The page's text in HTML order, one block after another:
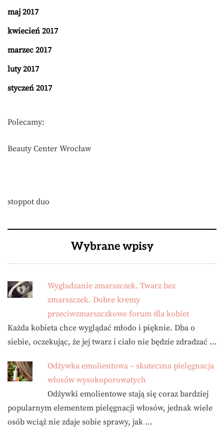
maj 2017
kwiecień 2017
marzec 2017
luty 2017
styczeń 2017
Polecamy:
Beauty Center Wrocław
stoppot duo
Wybrane wpisy
Wygładzanie zmarszczek. Twarz bez
zmarszczek. Dobre kremy
przeciwzmarszczkowe forum dla kobiet
Każda kobieta chce wyglądać młodo i pięknie. Dba o
siebie, oczekując, że jej twarz i ciało nie będzie zdradzać …
Odżywka emolientowa – skuteczna pielęgnacja
włosów wysokoporowatych
Odżywki emolientowe stają się coraz bardziej
popularnym elementem pielęgnacji włosów, jednak wiele
osób wciąż nie zdaje sobie sprawy, jak …